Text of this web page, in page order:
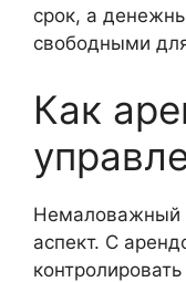
срок, а
свободными
Как
Немаловажный
аспект. С